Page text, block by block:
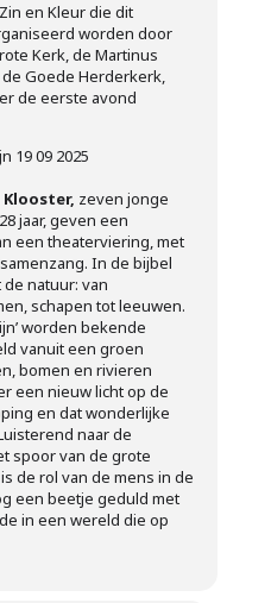
en Kleur die dit
worden door
Kerk, de Martinus
Goede Herderkerk,
de eerste avond
zeven jonge
jaar, geven een
een theaterviering, met
In de bijbel
natuur: van
schapen tot leeuwen.
worden bekende
vanuit een groen
bomen en rivieren
een nieuw licht op de
en dat wonderlijke
naar de
spoor van de grote
de rol van de mens in de
een beetje geduld met
in een wereld die op